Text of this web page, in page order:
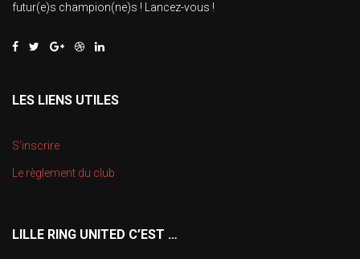
futur(e)s champion(ne)s ! Lancez-vous !
LES LIENS UTILES
S’inscrire
Le règlement du club
LILLE RING UNITED C’EST …